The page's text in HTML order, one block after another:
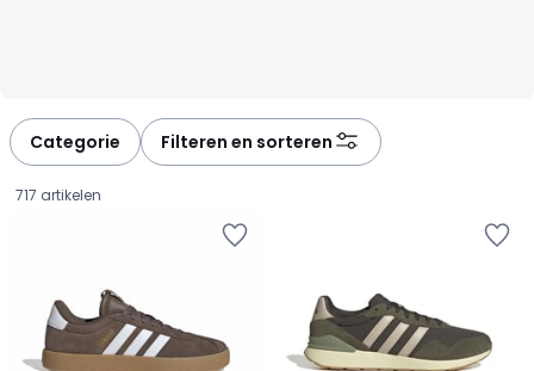
Categorie Filteren en sorteren
717 artikelen